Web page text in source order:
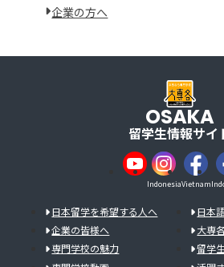
企業の方へ
OSAKA
留学生情報サイ
IndonesiaVietnam
日本留学を希望する人へ
日本
企業の皆様へ
大専
専門学校の魅力
留学